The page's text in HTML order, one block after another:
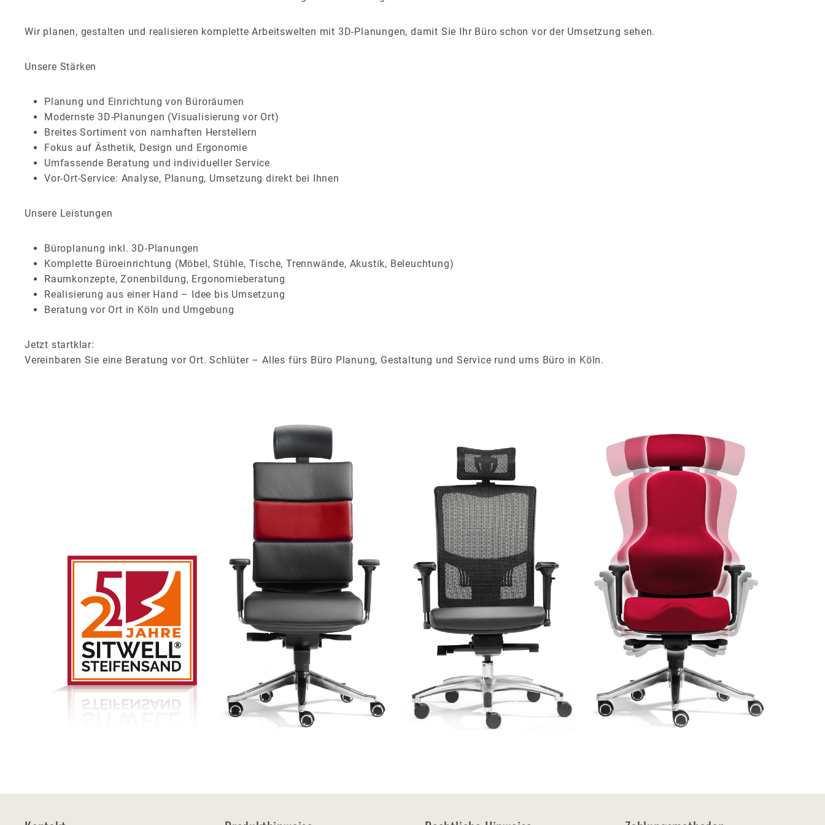
Wir planen, gestalten und realisieren komplette Arbeitswelten mit 3D-Planungen, damit Sie Ihr Büro schon vor der Umsetzung sehen.
Unsere Stärken
Planung und Einrichtung von Büroräumen
Modernste 3D-Planungen (Visualisierung vor Ort)
Breites Sortiment von namhaften Herstellern
Fokus auf Ästhetik, Design und Ergonomie
Umfassende Beratung und individueller Service
Vor-Ort-Service: Analyse, Planung, Umsetzung direkt bei Ihnen
Unsere Leistungen
Büroplanung inkl. 3D-Planungen
Komplette Büroeinrichtung (Möbel, Stühle, Tische, Trennwände, Akustik, Beleuchtung)
Raumkonzepte, Zonenbildung, Ergonomieberatung
Realisierung aus einer Hand – Idee bis Umsetzung
Beratung vor Ort in Köln und Umgebung
Jetzt startklar:
Vereinbaren Sie eine Beratung vor Ort. Schlüter – Alles fürs Büro Planung, Gestaltung und Service rund ums Büro in Köln.